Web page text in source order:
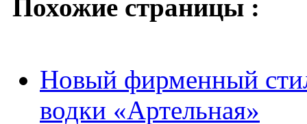
Похожие страницы :
Новый фирменный
водки «Артельная»